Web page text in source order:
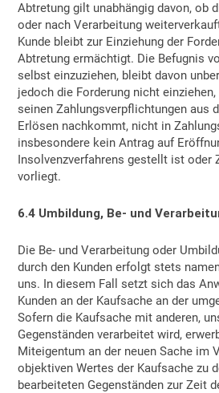
Abtretung gilt unabhängig davon, ob
oder nach Verarbeitung
Kunde bleibt zur Einziehung der
Abtretung ermächtigt. Die Befugnis
selbst einzuziehen, bleibt davon
jedoch die Forderung nicht
seinen Zahlungsverpflichtungen aus
Erlösen nachkommt, nicht in
insbesondere kein Antrag auf
Insolvenzverfahrens gestellt ist oder
vorliegt.
6.4 Umbildung, Be- und
Die Be- und Verarbeitung oder
durch den Kunden erfolgt stets
uns. In diesem Fall setzt sich das
Kunden an der Kaufsache an der
Sofern die Kaufsache mit anderen,
Gegenständen verarbeitet wird,
Miteigentum an der neuen Sache im
objektiven Wertes der Kaufsache zu
bearbeiteten Gegenständen zur Zeit